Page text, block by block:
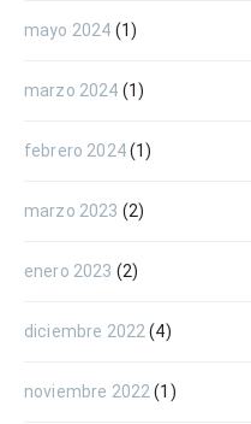
mayo 2024 (1)
marzo 2024 (1)
febrero 2024(1)
marzo 2023 (2)
enero 2023 (2)
diciembre 2022 (4)
noviembre 2022 (1)